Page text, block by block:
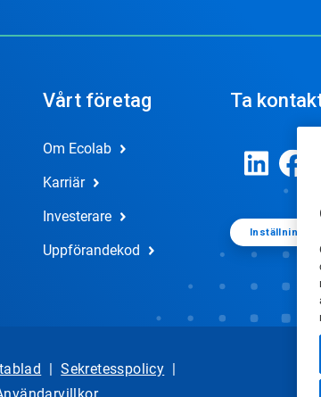
Vårt företag
Om Ecolab
Karriär
Investerare
Uppförandekod
Ta
Inställningar
|Sekretesspolicy |